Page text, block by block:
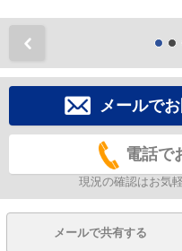
メールで
電話で
現況の確認はお気
メールで共有する